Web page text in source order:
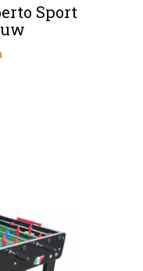
Sport